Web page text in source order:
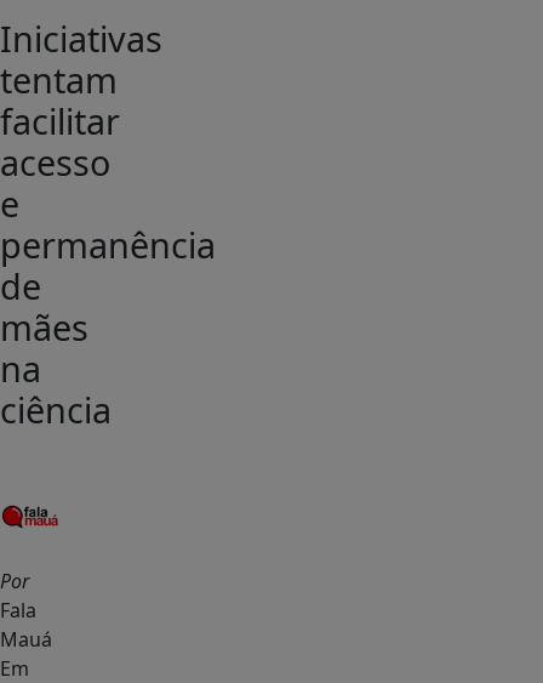
Iniciativas
tentam
facilitar
acesso
e
permanência
de
mães
na
ciência
Por
Fala
Mauá
Em